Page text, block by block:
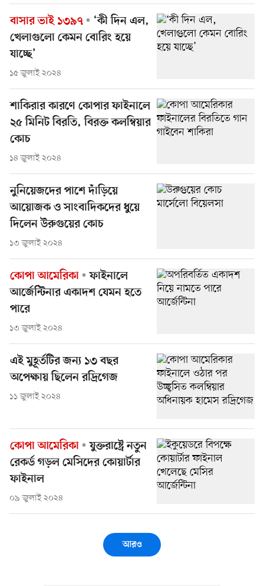
বাসার ভাই ১৩৯৭
‘কী দিন এল,
খেলাগুলো কেমন বোরিং হয়ে
যাচ্ছে’
১৫ জুলাই ২০২৪
শাকিরার কারণে কোপার ফাইনালে
২৫ মিনিট বিরতি, বিরক্ত কলম্বিয়ার
কোচ
১৪ জুলাই ২০২৪
নুনিয়েজদের পাশে দাঁড়িয়ে
আয়োজক ও সাংবাদিকদের ধুয়ে
দিলেন উরুগুয়ের কোচ
১৩ জুলাই ২০২৪
কোপা আমেরিকা
ফাইনালে
আর্জেন্টিনার একাদশ যেমন হতে
পারে
১৩ জুলাই ২০২৪
এই মুহূর্তটির জন্য ১৩ বছর
অপেক্ষায় ছিলেন রদ্রিগেজ
১১ জুলাই ২০২৪
কোপা আমেরিকা
যুক্তরাষ্ট্রে নতুন
রেকর্ড গড়ল মেসিদের কোয়ার্টার
ফাইনাল
০৯ জুলাই ২০২৪
আরও